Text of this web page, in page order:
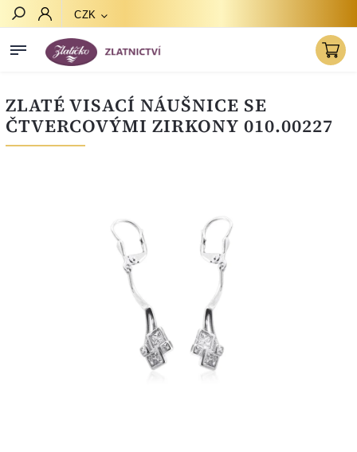
CZK
ZLATÉ VISACÍ NÁUŠNICE SE
ČTVERCOVÝMI ZIRKONY 010.00227